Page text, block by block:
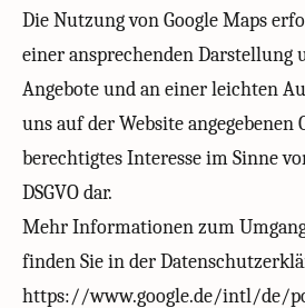
Die Nutzung von Google Maps
einer ansprechenden Darstellung
Angebote und an einer leichten
uns auf der Website angegebenen
berechtigtes Interesse im Sinne
DSGVO dar.
Mehr Informationen zum
finden Sie in der
https://www.google.de/intl/de/